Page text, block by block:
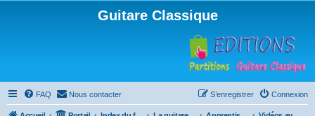
Guitare Classique
FAQ Nous contacter Connexion
S’enregistrer